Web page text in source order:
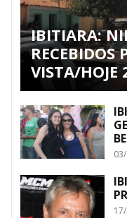
IBITIARA:
RECEBIDOS
VISTA/